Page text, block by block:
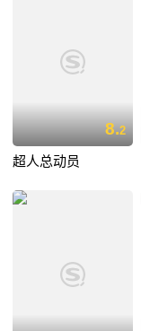
8.2
超人总动员